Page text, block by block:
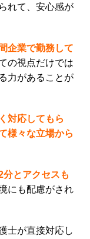
れて、安心感が
企業で勤務して
の視点だけでは
力があることが
対応してもら
様々な立場から
とアクセスも
にも配慮がされ
士が直接対応し